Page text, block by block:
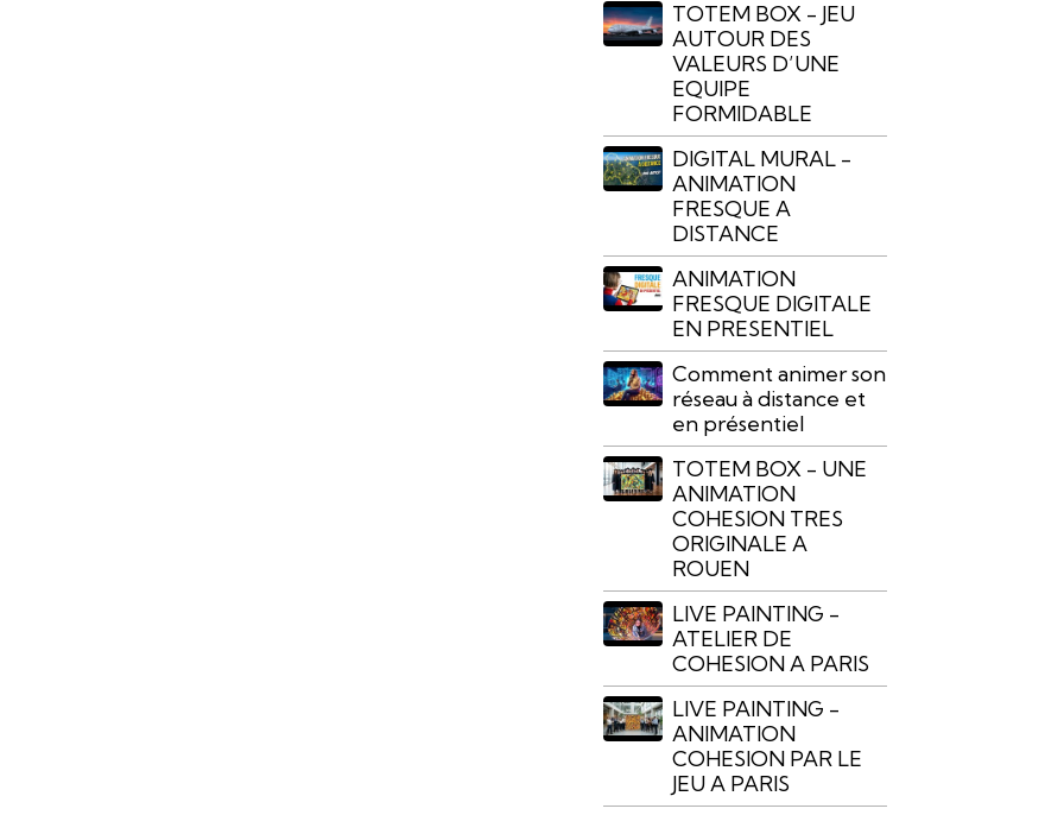
TOTEM BOX - JEU
AUTOUR DES
VALEURS D’UNE
EQUIPE
FORMIDABLE
DIGITAL MURAL -
ANIMATION
FRESQUE A
DISTANCE
ANIMATION
FRESQUE DIGITALE
EN PRESENTIEL
Comment animer son
réseau à distance et
en présentiel
TOTEM BOX - UNE
ANIMATION
COHESION TRES
ORIGINALE A
ROUEN
LIVE PAINTING -
ATELIER DE
COHESION A PARIS
LIVE PAINTING -
ANIMATION
COHESION PAR LE
JEU A PARIS